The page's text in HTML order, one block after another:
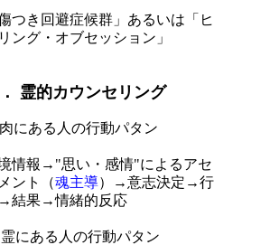
傷つき回避症候群」あるいは「ヒ
ング・オブセッション」
霊的カウンセリング
にある人の行動パタン
情報→"思い・感情"によるアセ
ント（魂主導）→意志決定→行
結果→情緒的反応
にある人の行動パタン